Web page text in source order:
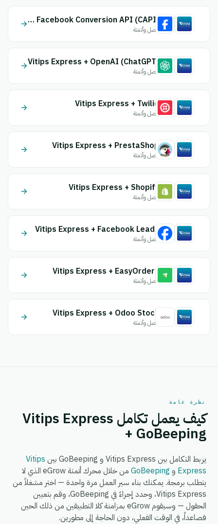
Vitips Express + Facebook Conversion API (CAPI)
اتصل وأتمتة
Vitips Express + OpenAI (ChatGPT)
اتصل وأتمتة
Vitips Express + Twilio
اتصل وأتمتة
Vitips Express + PrestaShop
اتصل وأتمتة
Vitips Express + Shopify
اتصل وأتمتة
Vitips Express + Facebook Leads
اتصل وأتمتة
Vitips Express + EasyOrders
اتصل وأتمتة
Vitips Express + Odoo Stock
اتصل وأتمتة
نظرة عامة
كيف يعمل تكامل Vitips Express
+ GoBeeping
يربط التكامل بين Vitips Express و GoBeeping بين
Vitips
Express و GoBeeping
من خلال محرك أتمتة eGrow الذي لا
يتطلب برمجة. يمكنك بناء سير العمل مرة واحدة — اختر مشغلاً من
Vitips Express، وحدد إجراءً في GoBeeping، وقم بتعيين
الحقول — وسيقوم eGrow بمزامنة كلا التطبيقين من ذلك الحين
فصاعداً، في الوقت الفعلي، دون الحاجة إلى مطورين.